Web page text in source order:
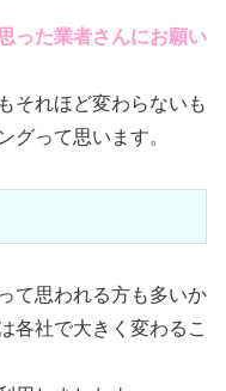
った業者さんにお願い
それほど変わらないも
グって思います。
て思われる方も多いか
各社で大きく変わるこ